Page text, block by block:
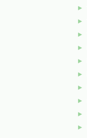
►
►
►
►
►
►
►
►
►
►